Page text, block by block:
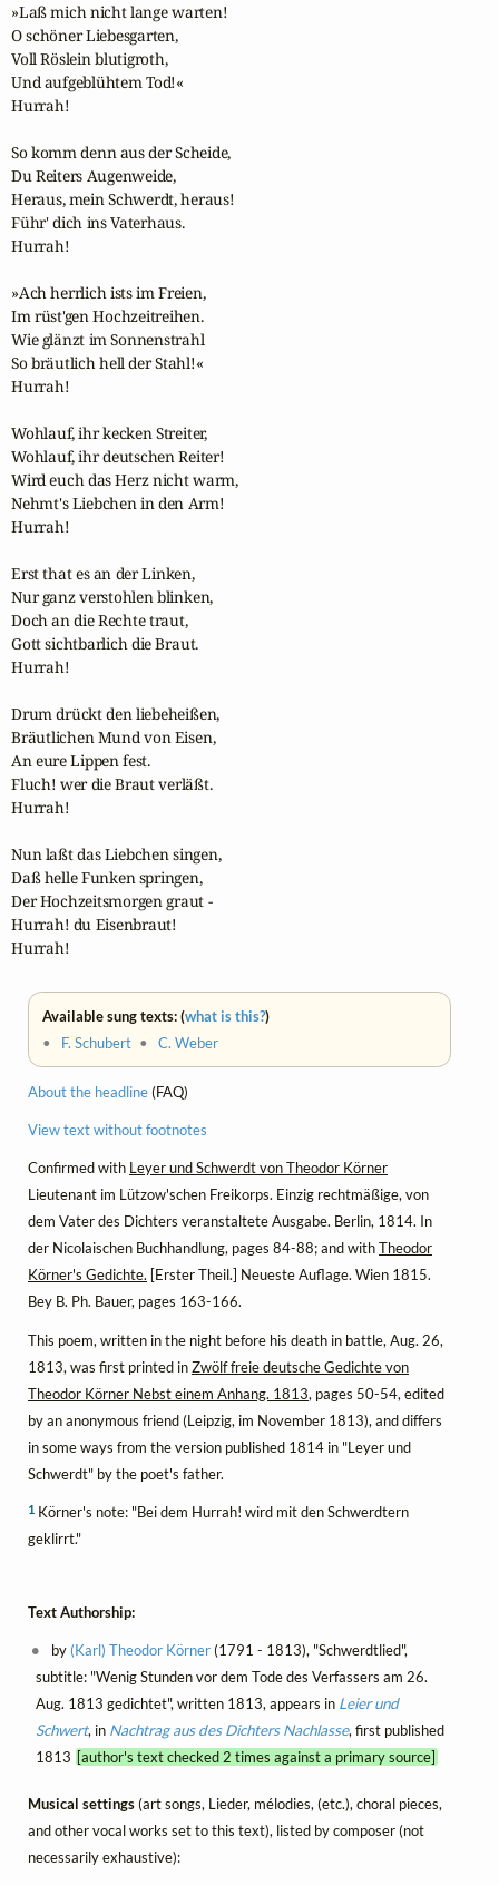
»Laß mich nicht lange warten!
O schöner Liebesgarten,
Voll Röslein blutigroth,
Und aufgeblühtem Tod!«
Hurrah!
So komm denn aus der Scheide,
Du Reiters Augenweide,
Heraus, mein Schwerdt, heraus!
Führ' dich ins Vaterhaus.
Hurrah!
»Ach herrlich ists im Freien,
Im rüst'gen Hochzeitreihen.
Wie glänzt im Sonnenstrahl
So bräutlich hell der Stahl!«
Hurrah!
Wohlauf, ihr kecken Streiter,
Wohlauf, ihr deutschen Reiter!
Wird euch das Herz nicht warm,
Nehmt's Liebchen in den Arm!
Hurrah!
Erst that es an der Linken,
Nur ganz verstohlen blinken,
Doch an die Rechte traut,
Gott sichtbarlich die Braut.
Hurrah!
Drum drückt den liebeheißen,
Bräutlichen Mund von Eisen,
An eure Lippen fest.
Fluch! wer die Braut verläßt.
Hurrah!
Nun laßt das Liebchen singen,
Daß helle Funken springen,
Der Hochzeitsmorgen graut -
Hurrah! du Eisenbraut!
Hurrah!
Available sung texts: (what is this?)
• F. Schubert •C. Weber
About the headline(FAQ)
View text without footnotes
Confirmed with Leyer und Schwerdt von Theodor Körner
Lieutenant im Lützow'schen Freikorps. Einzig rechtmäßige, von
dem Vater des Dichters veranstaltete Ausgabe. Berlin, 1814. In
der Nicolaischen Buchhandlung, pages 84-88; and withTheodor
Körner's Gedichte. [Erster Theil.] Neueste Auflage. Wien 1815.
Bey B. Ph. Bauer, pages 163-166.
This poem, written in the night before his death in battle, Aug. 26,
1813, was first printed inZwölf freie deutsche Gedichte von
Theodor Körner Nebst einem Anhang. 1813, pages 50-54, edited
by an anonymous friend (Leipzig, im November 1813), and differs
in some ways from the version published 1814 in "Leyer und
Schwerdt" by the poet's father.
1 Körner's note: "Bei dem Hurrah! wird mit den Schwerdtern
geklirrt."
Text Authorship:
by (Karl) Theodor Körner(1791 - 1813), "Schwerdtlied",
subtitle: "Wenig Stunden vor dem Tode des Verfassers am 26.
Aug. 1813 gedichtet", written 1813, appears in Leier und
Schwert, in Nachtrag aus des Dichters Nachlasse, first published
1813 [author's text checked 2 times against a primary source]
Musical settings(art songs, Lieder, mélodies, (etc.), choral pieces,
and other vocal works set to this text), listed by composer (not
necessarily exhaustive):